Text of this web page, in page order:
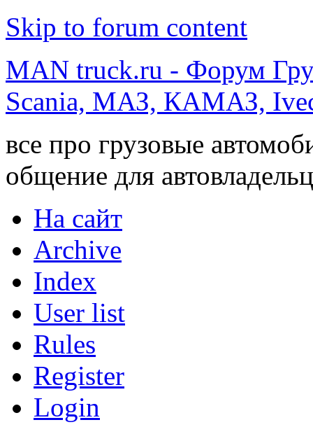
Skip to forum content
MAN truck.ru - Форум
Scania, МАЗ, КАМАЗ,
все про грузовые
общение для
На сайт
Archive
Index
User list
Rules
Register
Login